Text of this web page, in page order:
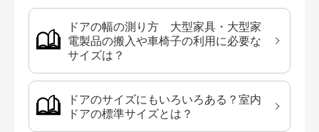
ドアの幅の測り方 大型家具・大型家
電製品の搬入や車椅子の利用に必要な
サイズは？
ドアのサイズにもいろいろある？室内
ドアの標準サイズとは？